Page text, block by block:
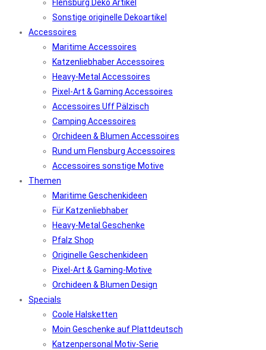
Flensburg Deko Artikel
Sonstige originelle Dekoartikel
Accessoires
Maritime Accessoires
Katzenliebhaber Accessoires
Heavy-Metal Accessoires
Pixel-Art & Gaming Accessoires
Accessoires Uff Pälzisch
Camping Accessoires
Orchideen & Blumen Accessoires
Rund um Flensburg Accessoires
Accessoires sonstige Motive
Themen
Maritime Geschenkideen
Für Katzenliebhaber
Heavy-Metal Geschenke
Pfalz Shop
Originelle Geschenkideen
Pixel-Art & Gaming-Motive
Orchideen & Blumen Design
Specials
Coole Halsketten
Moin Geschenke auf Plattdeutsch
Katzenpersonal Motiv-Serie